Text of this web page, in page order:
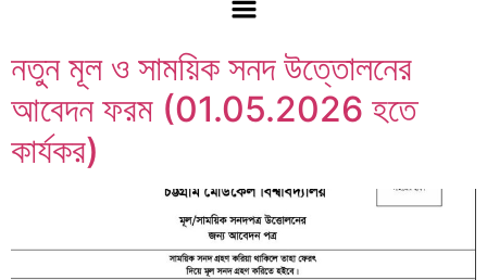
নতুন মূল ও সাময়িক সনদ উত্তোলনের
আবেদন ফরম (01.05.2026 হতে
কার্যকর)